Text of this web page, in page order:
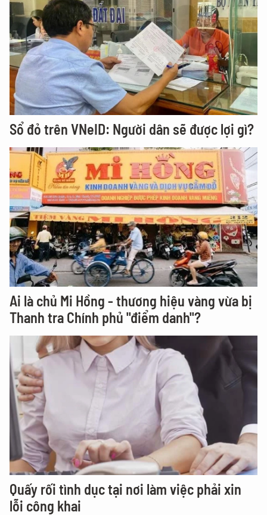
Sổ đỏ trên VNeID: Người dân sẽ được lợi gì?
Ai là chủ Mi Hồng - thương hiệu vàng vừa bị
Thanh tra Chính phủ "điểm danh"?
Quấy rối tình dục tại nơi làm việc phải xin
lỗi công khai